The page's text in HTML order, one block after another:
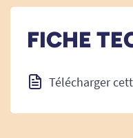
FICHE
Télécharger